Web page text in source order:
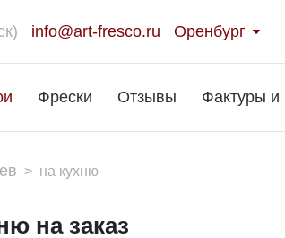
info@art-fresco.ru Оренбург
Фрески Отзывы Фактуры и
> на кухню
на заказ